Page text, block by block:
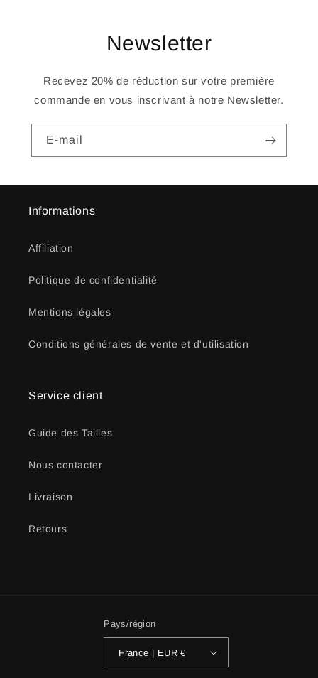
Newsletter
Recevez 20% de réduction sur votre première
commande en vous inscrivant à notre Newsletter.
E-mail
Informations
Affiliation
Politique de confidentialité
Mentions légales
Conditions générales de vente et d'utilisation
Service client
Guide des Tailles
Nous contacter
Livraison
Retours
Pays/région
France | EUR €